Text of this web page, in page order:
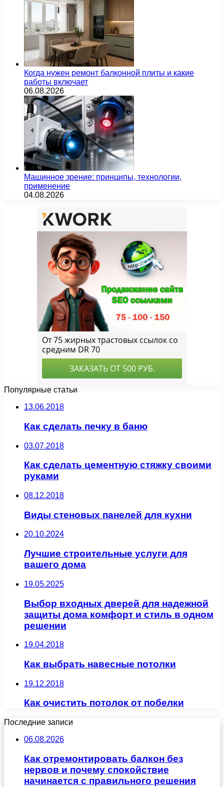
Когда нужен ремонт балконной плиты и какие
работы включает
06.08.2026
Машинное зрение: принципы, технологии,
применение
04.08.2026
Популярные статьи
13.06.2018
Как сделать печку в баню
03.07.2018
Как сделать цементную стяжку своими
руками
08.12.2018
Виды стеновых панелей для кухни
20.10.2024
Лучшие строительные услуги для
вашего дома
19.05.2025
Выбор входных дверей для надежной
защиты дома комфорт и стиль в одном
решении
19.04.2018
Как выбрать навесные потолки
19.12.2018
Как очистить потолок от побелки
Последние записи
06.08.2026
Как отремонтировать балкон без
нервов и почему спокойствие
начинается с правильного решения